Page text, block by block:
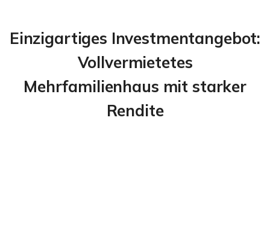
Einzigartiges Investmentangebot:
Vollvermietetes
Mehrfamilienhaus mit starker
Rendite